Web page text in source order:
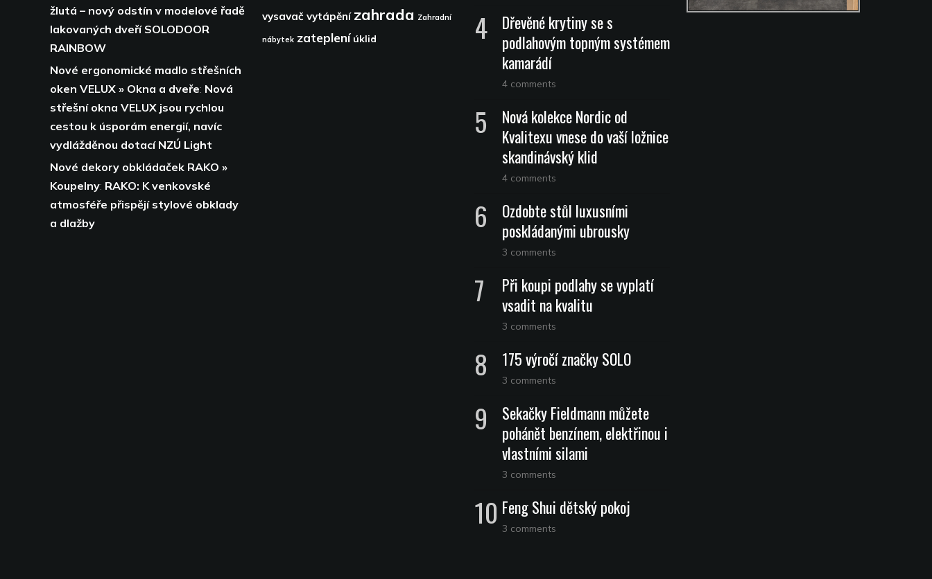
žlutá – nový odstín v modelové řadě
lakovaných dveří SOLODOOR
RAINBOW
Nové ergonomické madlo střešních
oken VELUX » Okna a dveře: Nová
střešní okna VELUX jsou rychlou
cestou k úsporám energií, navíc
vydlážděnou dotací NZÚ Light
Nové dekory obkládaček RAKO »
Koupelny: RAKO: K venkovské
atmosféře přispějí stylové obklady
a dlažby
vysavač vytápění zahrada Zahradní
nábytek zateplení úklid
Dřevěné krytiny se s
podlahovým topným systémem
kamarádí
4 comments
Nová kolekce Nordic od
Kvalitexu vnese do vaší ložnice
skandinávský klid
4 comments
Ozdobte stůl luxusními
poskládanými ubrousky
3 comments
Při koupi podlahy se vyplatí
vsadit na kvalitu
3 comments
175 výročí značky SOLO
3 comments
Sekačky Fieldmann můžete
pohánět benzínem, elektřinou i
vlastními silami
3 comments
Feng Shui dětský pokoj
3 comments